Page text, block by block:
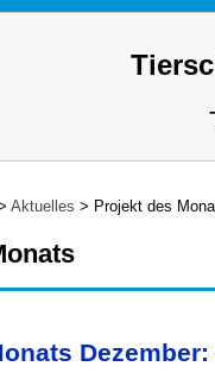
Aktuelles > Projekt des